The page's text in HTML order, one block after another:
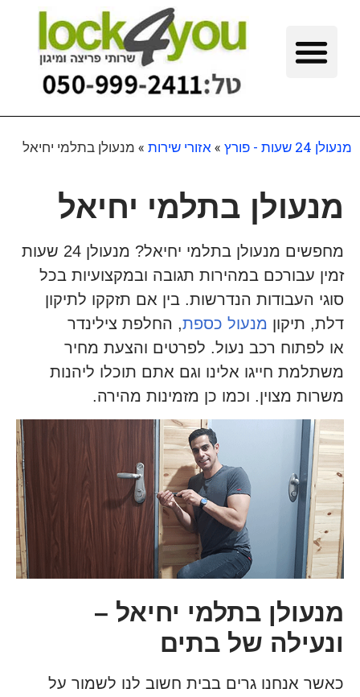
מנעולן 24 שעות - פורץ »אזורי שירות » מנעולן בתלמי יחיאל
מנעולן בתלמי יחיאל
מחפשים מנעולן בתלמי יחיאל? מנעולן 24 שעות
זמין עבורכם במהירות תגובה ובמקצועיות בכל
סוגי העבודות הנדרשות. בין אם תזקקו לתיקון
דלת, תיקון מנעול כספת, החלפת צילינדר
או לפתוח רכב נעול. לפרטים והצעת מחיר
משתלמת חייגו אלינו וגם אתם תוכלו ליהנות
משרות מצוין. וכמו כן מזמינות מהירה.
מנעולן בתלמי יחיאל –
ונעילה של בתים
כאשר אנחנו גרים בבית חשוב לנו לשמור על